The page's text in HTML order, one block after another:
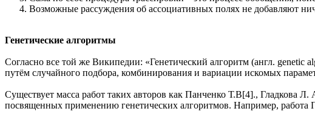
Возможные рассуждения об ассоциативных полях не добавляют
Генетические алгоритмы
Согласно все той же Википедии: «Генетический алгоритм (англ.
путём случайного подбора, комбинирования и вариации искомых
Существует масса работ таких авторов как Панченко Т.В[4]., Гладкова
посвященных применению генетических алгоритмов. Например,